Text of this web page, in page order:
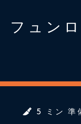
フュン
5 ミン 準